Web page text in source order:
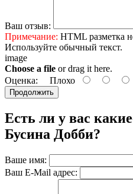
Ваш отзыв:
Примечание: HTML разметка
Используйте обычный текст.
image
Choose a file or drag it here.
Оценка: Плохо
Продолжить
Есть ли у вас
Бусина Добби?
Ваше имя:
Ваш E-Mail адрес: